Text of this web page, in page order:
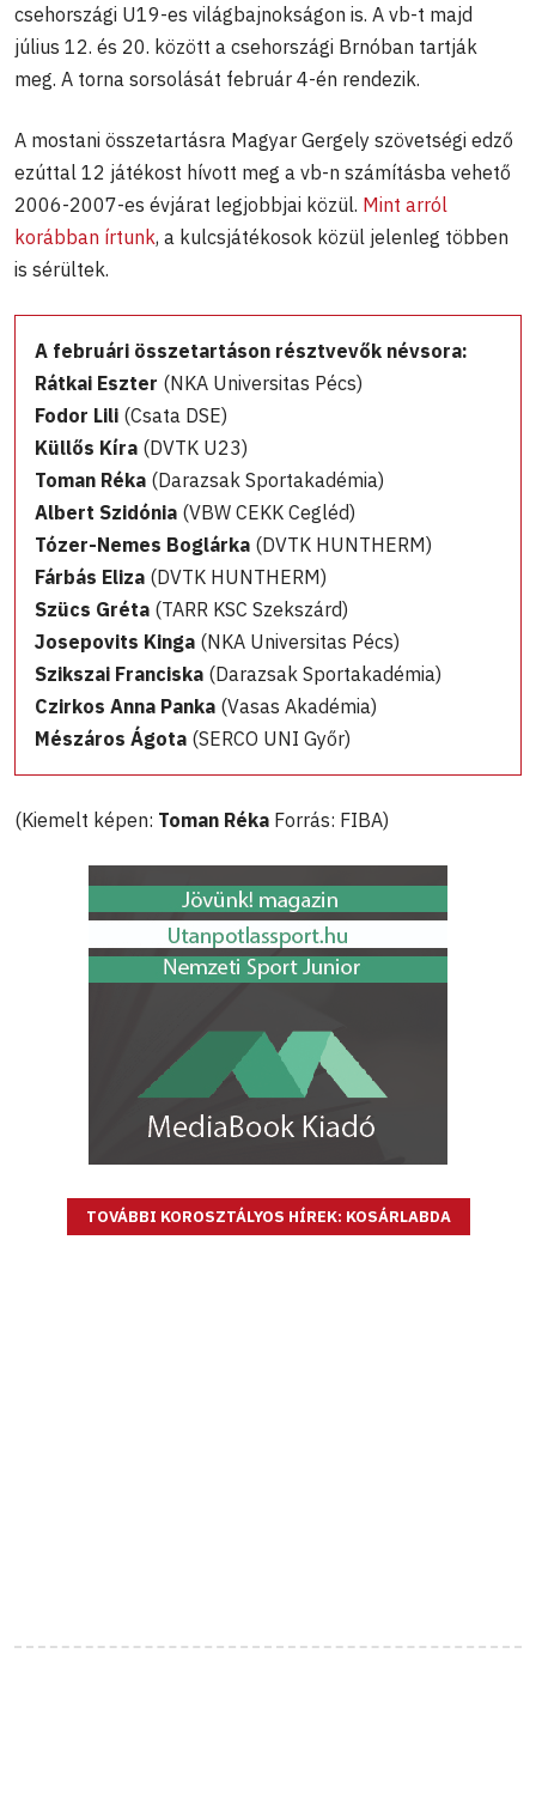
csehországi U19-es világbajnokságon is. A vb-t majd
július 12. és 20. között a csehországi Brnóban tartják
meg. A torna sorsolását február 4-én rendezik.
A mostani összetartásra Magyar Gergely szövetségi edző
ezúttal 12 játékost hívott meg a vb-n számításba vehető
2006-2007-es évjárat legjobbjai közül. Mint arról
korábban írtunk, a kulcsjátékosok közül jelenleg többen
is sérültek.
A februári összetartáson résztvevők névsora:
Rátkai Eszter (NKA Universitas Pécs)
Fodor Lili (Csata DSE)
Küllős Kíra (DVTK U23)
Toman Réka (Darazsak Sportakadémia)
Albert Szidónia (VBW CEKK Cegléd)
Tózer-Nemes Boglárka (DVTK HUNTHERM)
Fárbás Eliza (DVTK HUNTHERM)
Szücs Gréta (TARR KSC Szekszárd)
Josepovits Kinga (NKA Universitas Pécs)
Szikszai Franciska (Darazsak Sportakadémia)
Czirkos Anna Panka (Vasas Akadémia)
Mészáros Ágota (SERCO UNI Győr)
(Kiemelt képen: Toman Réka Forrás: FIBA)
TOVÁBBI KOROSZTÁLYOS HÍREK: KOSÁRLABDA